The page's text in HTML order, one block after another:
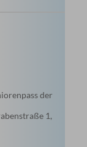
der
1,